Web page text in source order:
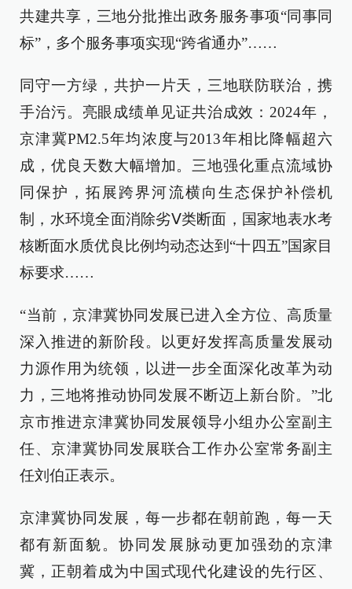
共建共享，三地分批推出政务服务事项“同事同
标”，多个服务事项实现“跨省通办”……
同守一方绿，共护一片天，三地联防联治，携
手治污。亮眼成绩单见证共治成效：2024年，
京津冀PM2.5年均浓度与2013年相比降幅超六
成，优良天数大幅增加。三地强化重点流域协
同保护，拓展跨界河流横向生态保护补偿机
制，水环境全面消除劣Ⅴ类断面，国家地表水考
核断面水质优良比例均动态达到“十四五”国家目
标要求……
“当前，京津冀协同发展已进入全方位、高质量
深入推进的新阶段。以更好发挥高质量发展动
力源作用为统领，以进一步全面深化改革为动
力，三地将推动协同发展不断迈上新台阶。”北
京市推进京津冀协同发展领导小组办公室副主
任、京津冀协同发展联合工作办公室常务副主
任刘伯正表示。
京津冀协同发展，每一步都在朝前跑，每一天
都有新面貌。协同发展脉动更加强劲的京津
冀，正朝着成为中国式现代化建设的先行区、